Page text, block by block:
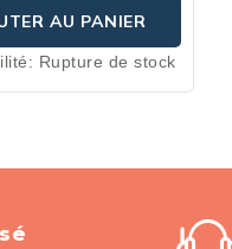
AU PANIER
Rupture de stock